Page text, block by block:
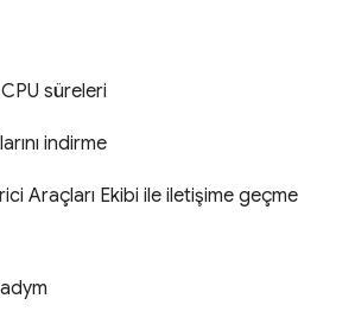
süreleri
indirme
Araçları Ekibi ile iletişime geçme